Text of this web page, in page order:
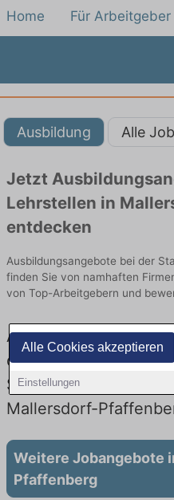
Alle Cookies akzeptieren
Einstellungen
Home Für Arbeitgeber
Ausbildung Alle
Jetzt
Lehrstellen in
entdecken
Ausbildungsangebote bei der
finden Sie von namhaften
von Top-Arbeitgebern und
Ausbildung in
der Stadt: Aktuell gibt
Stellenangebote für
Mallersdorf-
Weitere Jobangebote
Pfaffenberg